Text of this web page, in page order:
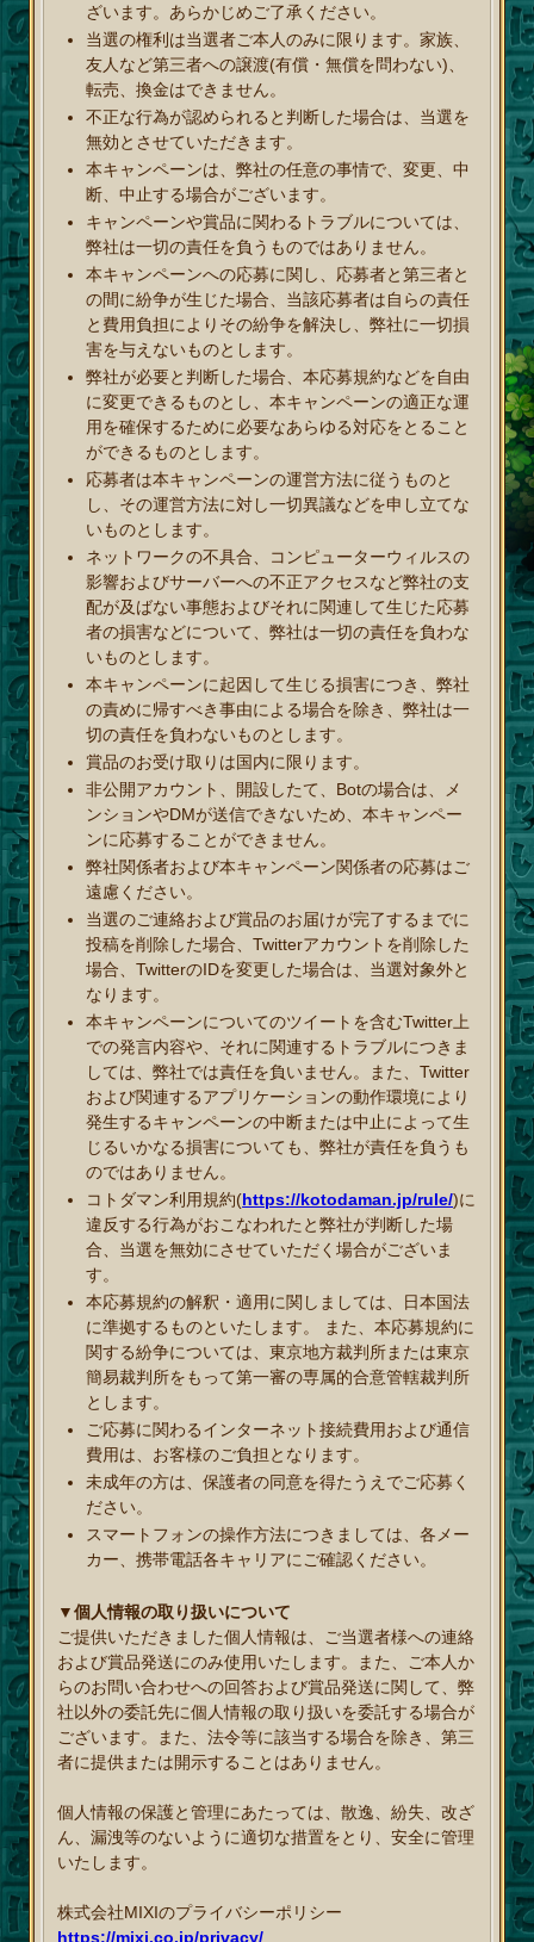
ざいます。あらかじめご了承ください。
当選の権利は当選者ご本人のみに限ります。家族、
友人など第三者への譲渡(有償・無償を問わない)、
転売、換金はできません。
不正な行為が認められると判断した場合は、当選を
無効とさせていただきます。
本キャンペーンは、弊社の任意の事情で、変更、中
断、中止する場合がございます。
キャンペーンや賞品に関わるトラブルについては、
弊社は一切の責任を負うものではありません。
本キャンペーンへの応募に関し、応募者と第三者と
の間に紛争が生じた場合、当該応募者は自らの責任
と費用負担によりその紛争を解決し、弊社に一切損
害を与えないものとします。
弊社が必要と判断した場合、本応募規約などを自由
に変更できるものとし、本キャンペーンの適正な運
用を確保するために必要なあらゆる対応をとること
ができるものとします。
応募者は本キャンペーンの運営方法に従うものと
し、その運営方法に対し一切異議などを申し立てな
いものとします。
ネットワークの不具合、コンピューターウィルスの
影響およびサーバーへの不正アクセスなど弊社の支
配が及ばない事態およびそれに関連して生じた応募
者の損害などについて、弊社は一切の責任を負わな
いものとします。
本キャンペーンに起因して生じる損害につき、弊社
の責めに帰すべき事由による場合を除き、弊社は一
切の責任を負わないものとします。
賞品のお受け取りは国内に限ります。
非公開アカウント、開設したて、Botの場合は、メ
ンションやDMが送信できないため、本キャンペー
ンに応募することができません。
弊社関係者および本キャンペーン関係者の応募はご
遠慮ください。
当選のご連絡および賞品のお届けが完了するまでに
投稿を削除した場合、Twitterアカウントを削除した
場合、TwitterのIDを変更した場合は、当選対象外と
なります。
本キャンペーンについてのツイートを含むTwitter上
での発言内容や、それに関連するトラブルにつきま
しては、弊社では責任を負いません。また、Twitter
および関連するアプリケーションの動作環境により
発生するキャンペーンの中断または中止によって生
じるいかなる損害についても、弊社が責任を負うも
のではありません。
コトダマン利用規約(https://kotodaman.jp/rule/)に
違反する行為がおこなわれたと弊社が判断した場
合、当選を無効にさせていただく場合がございま
す。
本応募規約の解釈・適用に関しましては、日本国法
に準拠するものといたします。 また、本応募規約に
関する紛争については、東京地方裁判所または東京
簡易裁判所をもって第一審の専属的合意管轄裁判所
とします。
ご応募に関わるインターネット接続費用および通信
費用は、お客様のご負担となります。
未成年の方は、保護者の同意を得たうえでご応募く
ださい。
スマートフォンの操作方法につきましては、各メー
カー、携帯電話各キャリアにご確認ください。
▼個人情報の取り扱いについて
ご提供いただきました個人情報は、ご当選者様への連絡
および賞品発送にのみ使用いたします。また、ご本人か
らのお問い合わせへの回答および賞品発送に関して、弊
社以外の委託先に個人情報の取り扱いを委託する場合が
ございます。また、法令等に該当する場合を除き、第三
者に提供または開示することはありません。
個人情報の保護と管理にあたっては、散逸、紛失、改ざ
ん、漏洩等のないように適切な措置をとり、安全に管理
いたします。
株式会社MIXIのプライバシーポリシー
https://mixi.co.jp/privacy/